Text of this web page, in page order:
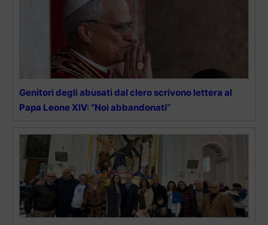
Genitori degli abusati dal clero scrivono lettera al
Papa Leone XIV: “Noi abbandonati”